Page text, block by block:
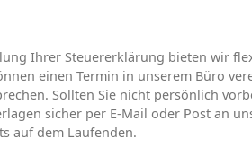
Ihrer Steuererklärung bieten wir
einen Termin in unserem Büro
Sollten Sie nicht persönlich
sicher per E-Mail oder Post an
auf dem Laufenden.